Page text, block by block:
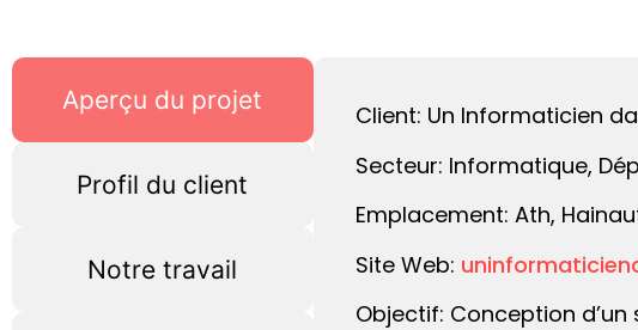
Aperçu du projet
Profil du client
Notre travail
Client: Un Informaticien
Secteur: Informatique,
Emplacement: Ath,
Site Web:
Objectif: Conception d’un